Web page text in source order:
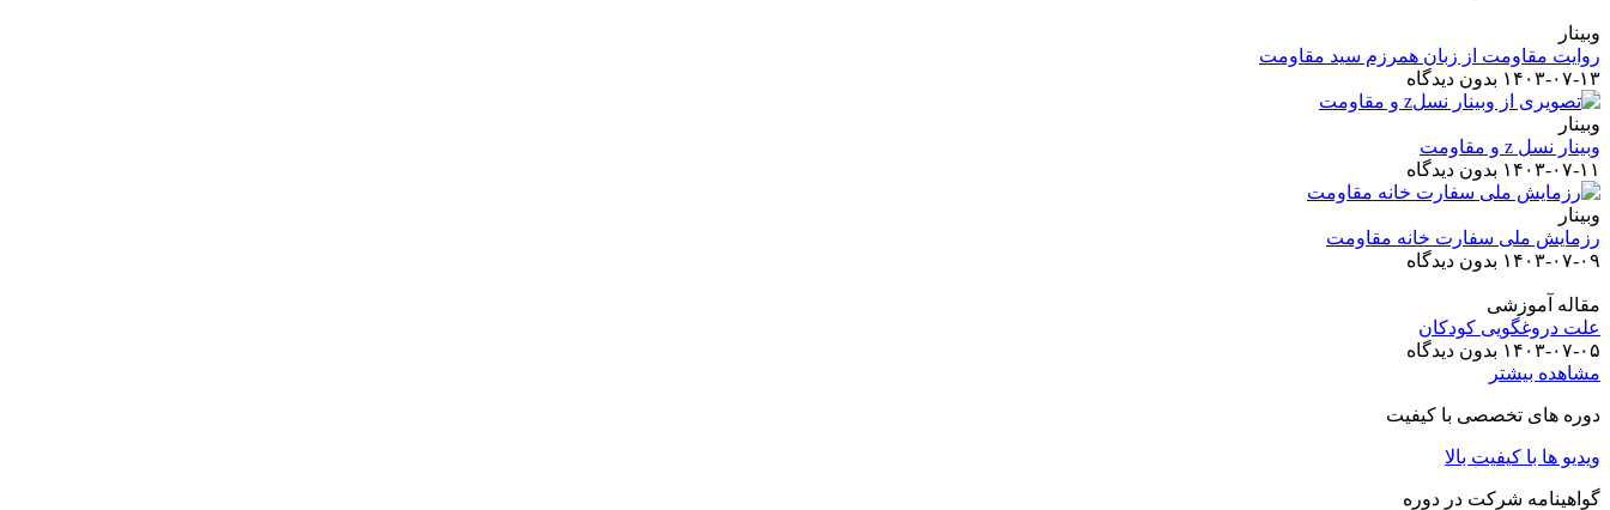
وبینار
روایت مقاومت از زبان همرزم سید مقاومت
۱۴۰۳-۰۷-۱۳ بدون دیدگاه
وبینار
وبینار نسل z و مقاومت
۱۴۰۳-۰۷-۱۱ بدون دیدگاه
وبینار
رزمایش ملی سفارت خانه مقاومت
۱۴۰۳-۰۷-۰۹ بدون دیدگاه
مقاله آموزشی
علت دروغگویی کودکان
۱۴۰۳-۰۷-۰۵ بدون دیدگاه
مشاهده بیشتر
دوره های تخصصی با کیفیت
ویدیو ها با کیفیت بالا
گواهینامه شرکت در دوره